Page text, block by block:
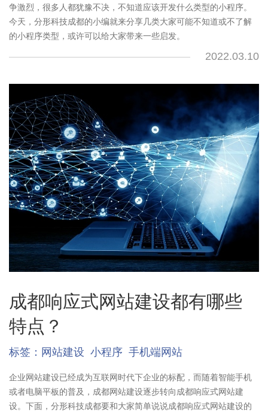
争激烈，很多人都犹豫不决，不知道应该开发什么类型的小程序。
今天，分形科技成都的小编就来分享几类大家可能不知道或不了解
的小程序类型，或许可以给大家带来一些启发。
2022.03.10
成都响应式网站建设都有哪些
特点？
标签： 网站建设 小程序 手机端网站
企业网站建设已经成为互联网时代下企业的标配，而随着智能手机
或者电脑平板的普及，成都网站建设逐步转向成都响应式网站建
设。下面，分形科技成都要和大家简单说说成都响应式网站建设的